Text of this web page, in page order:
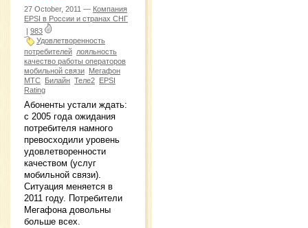
27 October, 2011 — Компания
EPSI в России и странах СНГ
| 983
Удовлетворенность
потребителей лояльность
качество работы операторов
мобильной связи Мегафон
МТС Билайн Теле2 EPSI
Rating
Абоненты устали ждать:
с 2005 года ожидания
потребителя намного
превосходили уровень
удовлетворенности
качеством (услуг
мобильной связи).
Ситуация меняется в
2011 году. Потребители
Мегафона довольны
больше всех.